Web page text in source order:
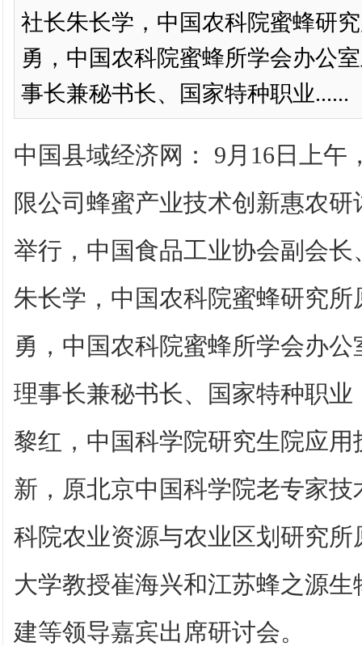
社长朱长学，中国农科院蜜蜂研
勇，中国农科院蜜蜂所学会办公
事长兼秘书长、国家特种职业......
中国县域经济网： 9月16日上午
限公司蜂蜜产业技术创新惠农
举行，中国食品工业协会副会
朱长学，中国农科院蜜蜂研究
勇，中国农科院蜜蜂所学会办
理事长兼秘书长、国家特种职
黎红，中国科学院研究生院应
新，原北京中国科学院老专家
科院农业资源与农业区划研究
大学教授崔海兴和江苏蜂之源
建等领导嘉宾出席研讨会。